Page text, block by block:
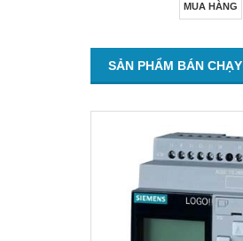
MUA HÀNG
SẢN PHẨM BÁN CHẠY